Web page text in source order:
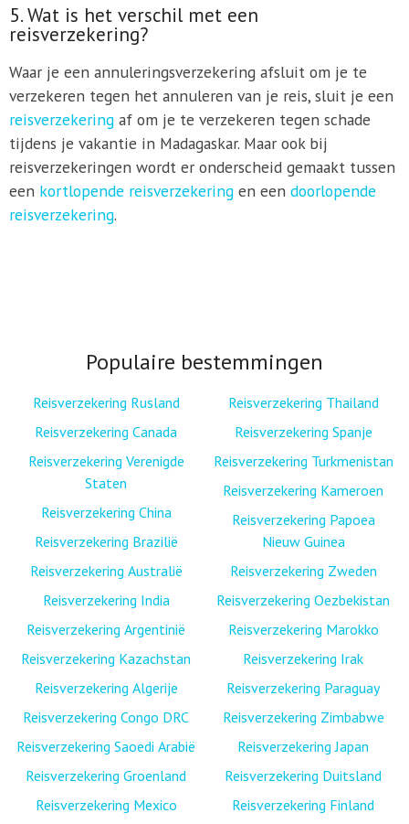
5. Wat is het verschil met een
reisverzekering?
Waar je een annuleringsverzekering afsluit om je te
verzekeren tegen het annuleren van je reis, sluit je een
reisverzekeringaf om je te verzekeren tegen schade
tijdens je vakantie in Madagaskar. Maar ook bij
reisverzekeringen wordt er onderscheid gemaakt tussen
een kortlopende reisverzekeringen een doorlopende
reisverzekering.
Populaire bestemmingen
Reisverzekering Rusland
Reisverzekering Canada
Reisverzekering Verenigde
Staten
Reisverzekering China
Reisverzekering Brazilië
Reisverzekering Australië
Reisverzekering India
Reisverzekering Argentinië
Reisverzekering Kazachstan
Reisverzekering Algerije
Reisverzekering Congo DRC
Reisverzekering Saoedi Arabië
Reisverzekering Groenland
Reisverzekering Mexico
Reisverzekering Thailand
Reisverzekering Spanje
Reisverzekering Turkmenistan
Reisverzekering Kameroen
Reisverzekering Papoea
Nieuw Guinea
Reisverzekering Zweden
Reisverzekering Oezbekistan
Reisverzekering Marokko
Reisverzekering Irak
Reisverzekering Paraguay
Reisverzekering Zimbabwe
Reisverzekering Japan
Reisverzekering Duitsland
Reisverzekering Finland